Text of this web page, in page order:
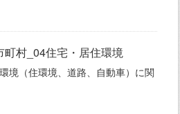
村_04住宅・居住環境
境（住環境、道路、自動車）に関